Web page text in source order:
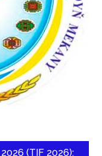
(TIF 2026):